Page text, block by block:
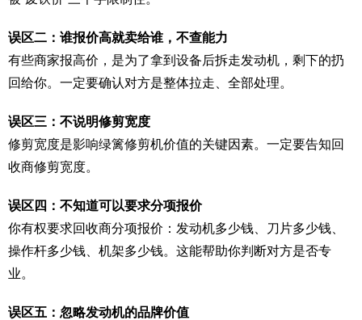
误区二：谁报价高就卖给谁，不查能力
有些商家报高价，是为了拿到设备后拆走发动机，剩下的扔
回给你。一定要确认对方是整体拉走、全部处理。
误区三：不说明修剪宽度
修剪宽度是影响绿篱修剪机价值的关键因素。一定要告知回
收商修剪宽度。
误区四：不知道可以要求分项报价
你有权要求回收商分项报价：发动机多少钱、刀片多少钱、
操作杆多少钱、机架多少钱。这能帮助你判断对方是否专
业。
误区五：忽略发动机的品牌价值